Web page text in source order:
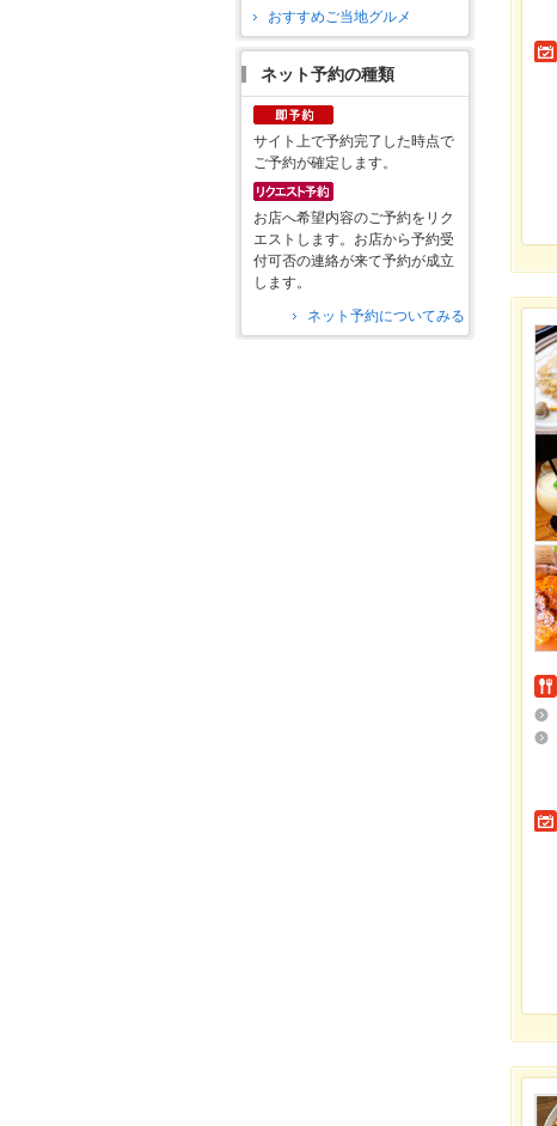
おすすめご当地グルメ
ネット予約の種類
サイト上で予約完了した時点で
ご予約が確定します。
お店へ希望内容のご予約をリク
エストします。お店から予約受
付可否の連絡が来て予約が成立
します。
ネット予約についてみる